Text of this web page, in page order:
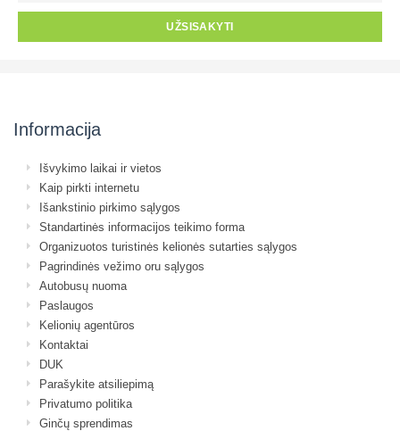
UŽSISAKYTI
Informacija
Išvykimo laikai ir vietos
Kaip pirkti internetu
Išankstinio pirkimo sąlygos
Standartinės informacijos teikimo forma
Organizuotos turistinės kelionės sutarties sąlygos
Pagrindinės vežimo oru sąlygos
Autobusų nuoma
Paslaugos
Kelionių agentūros
Kontaktai
DUK
Parašykite atsiliepimą
Privatumo politika
Ginčų sprendimas